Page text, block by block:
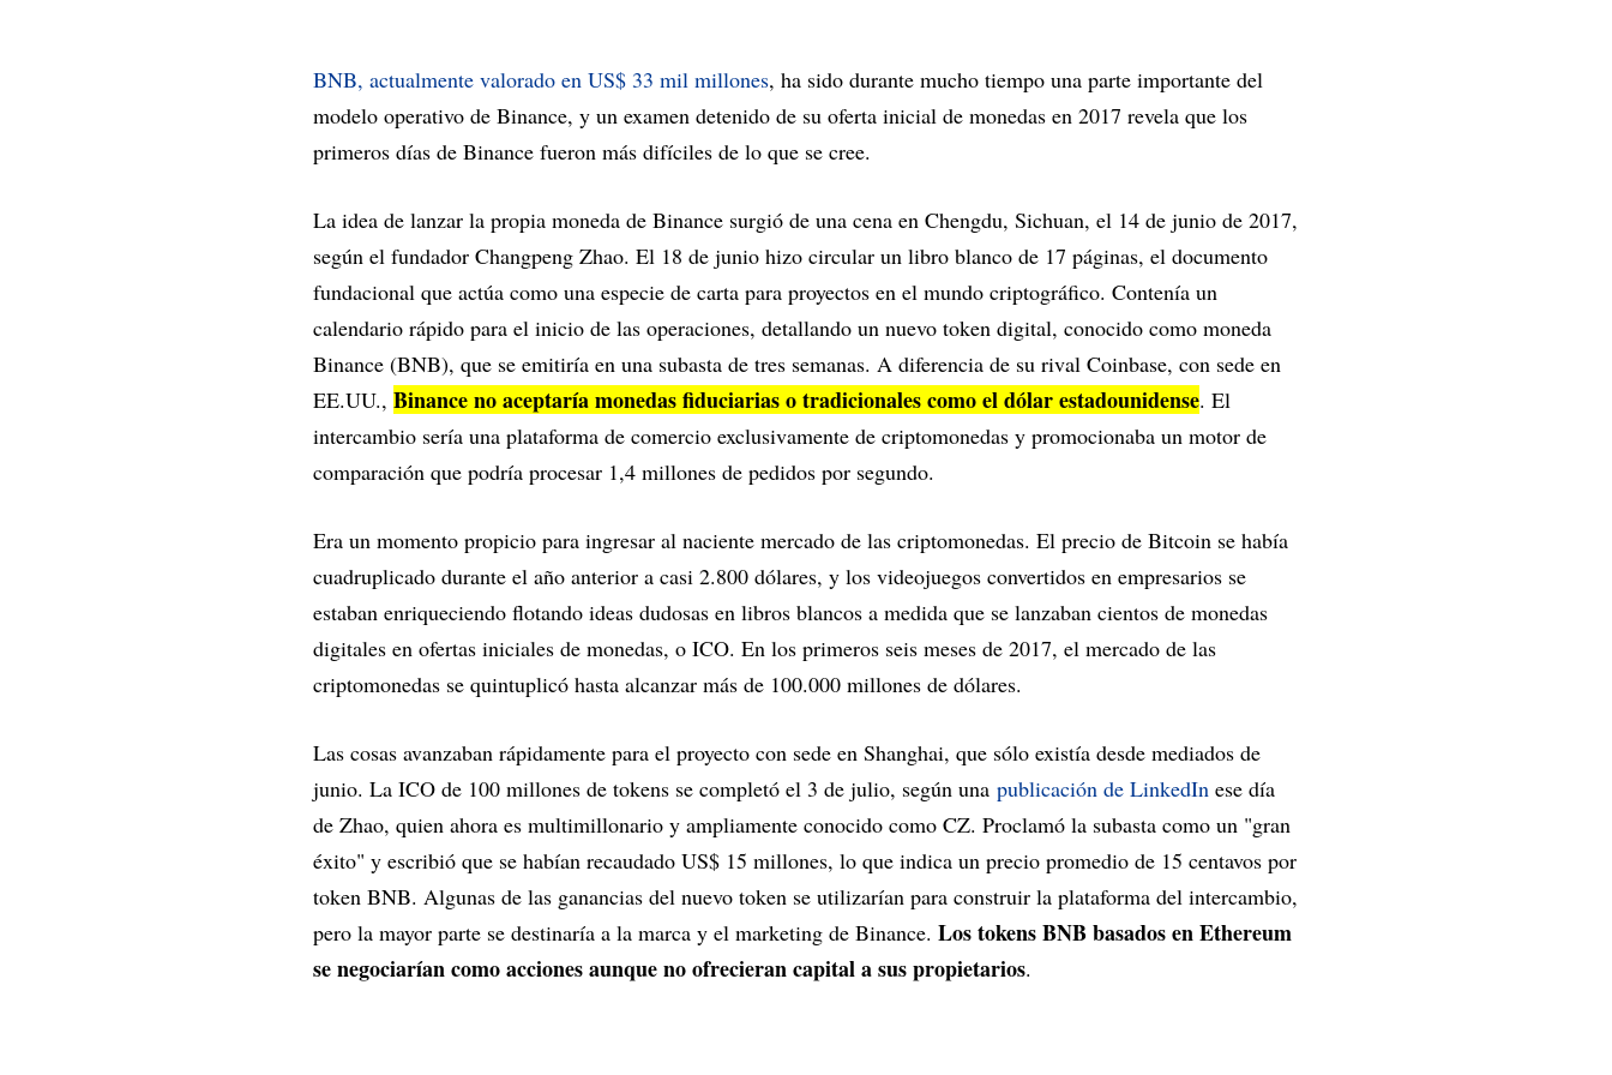
BNB, actualmente valorado en US$ 33 mil millones, ha sido durante mucho tiempo una parte importante del
modelo operativo de Binance, y un examen detenido de su oferta inicial de monedas en 2017 revela que los
primeros días de Binance fueron más difíciles de lo que se cree.
La idea de lanzar la propia moneda de Binance surgió de una cena en Chengdu, Sichuan, el 14 de junio de 2017,
según el fundador Changpeng Zhao. El 18 de junio hizo circular un libro blanco de 17 páginas, el documento
fundacional que actúa como una especie de carta para proyectos en el mundo criptográfico. Contenía un
calendario rápido para el inicio de las operaciones, detallando un nuevo token digital, conocido como moneda
Binance (BNB), que se emitiría en una subasta de tres semanas. A diferencia de su rival Coinbase, con sede en
EE.UU., Binance no aceptaría monedas fiduciarias o tradicionales como el dólar estadounidense. El
intercambio sería una plataforma de comercio exclusivamente de criptomonedas y promocionaba un motor de
comparación que podría procesar 1,4 millones de pedidos por segundo.
Era un momento propicio para ingresar al naciente mercado de las criptomonedas. El precio de Bitcoin se había
cuadruplicado durante el año anterior a casi 2.800 dólares, y los videojuegos convertidos en empresarios se
estaban enriqueciendo flotando ideas dudosas en libros blancos a medida que se lanzaban cientos de monedas
digitales en ofertas iniciales de monedas, o ICO. En los primeros seis meses de 2017, el mercado de las
criptomonedas se quintuplicó hasta alcanzar más de 100.000 millones de dólares.
Las cosas avanzaban rápidamente para el proyecto con sede en Shanghai, que sólo existía desde mediados de
junio. La ICO de 100 millones de tokens se completó el 3 de julio, según una publicación de LinkedIn ese día
de Zhao, quien ahora es multimillonario y ampliamente conocido como CZ. Proclamó la subasta como un "gran
éxito" y escribió que se habían recaudado US$ 15 millones, lo que indica un precio promedio de 15 centavos por
token BNB. Algunas de las ganancias del nuevo token se utilizarían para construir la plataforma del intercambio,
pero la mayor parte se destinaría a la marca y el marketing de Binance. Los tokens BNB basados en Ethereum
se negociarían como acciones aunque no ofrecieran capital a sus propietarios.